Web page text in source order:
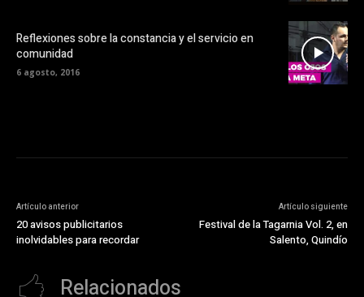
Reflexiones sobre la constancia y el servicio en
comunidad
6 agosto, 2016
Artículo anterior
20 avisos publicitarios
inolvidables para recordar
Artículo siguiente
Festival de la Tagarnia Vol. 2, en
Salento, Quindío
Relacionados